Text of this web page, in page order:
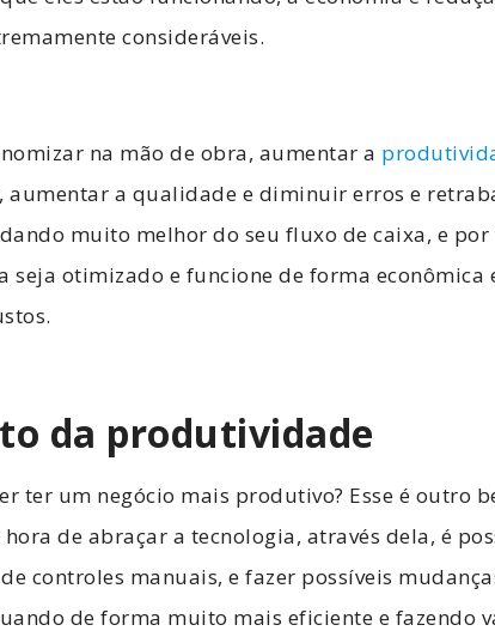
consideráveis.
na mão de obra, aumentar a
aumentar a qualidade e diminuir erros e
muito melhor do seu fluxo de caixa, e
seja otimizado e funcione de forma econômica
da produtividade
ter um negócio mais produtivo? Esse é outro
de abraçar a tecnologia, através dela, é
controles manuais, e fazer possíveis
de forma muito mais eficiente e fazendo